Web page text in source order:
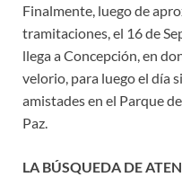
Finalmente, luego de
tramitaciones, el 16 de
llega a Concepción, en
velorio, para luego el día
amistades en el Parque
Paz.
LA BÚSQUEDA DE